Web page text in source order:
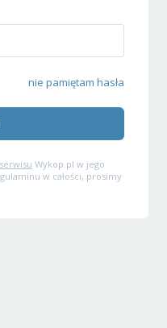
nie pamiętam hasła
Wykop.pl w jego
w całości, prosimy